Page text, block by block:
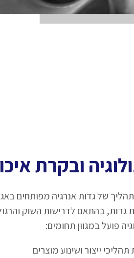
ובקרת
של גדות אנרגיה מפותחים
בהתאם לדרישות השוק
פועל במגוון תחומים:
ייצור ושינוע מוצרים